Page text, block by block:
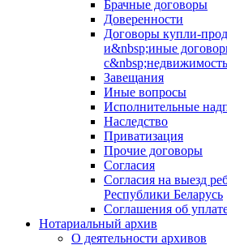
Брачные договоры
Доверенности
Договоры купли-
и&nbsp;иные
Завещания
Иные вопросы
Исполнительные
Наследство
Приватизация
Прочие договоры
Согласия
Согласия на выезд
Республики Беларусь
Соглашения об
Нотариальный архив
О деятельности архивов